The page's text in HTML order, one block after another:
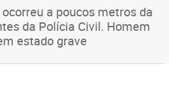
a poucos metros da
da Polícia Civil. Homem
estado grave